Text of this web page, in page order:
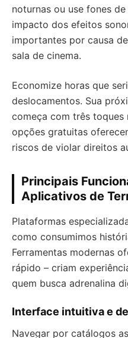
noturnas ou use fones
impacto dos efeitos
importantes por causa
sala de cinema.
Economize horas que
deslocamentos. Sua
começa com três toques
opções gratuitas
riscos de violar direitos
Principais
Aplicativos de
Plataformas
como consumimos
Ferramentas modernas
rápido – criam
quem busca adrenalina
Interface intuitiva e
Navegar por catálogos